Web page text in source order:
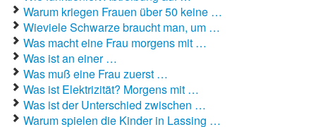
Anwaltswitze
Arbeitswitze
Arztwitze
Autoaufkleber Sprüche
Suche
Warum kriegen Frauen über 50 keine …
Wieviele Schwarze braucht man, um …
Was macht eine Frau morgens mit …
Was ist an einer …
Was muß eine Frau zuerst …
Was ist Elektrizität? Morgens mit …
Was ist der Unterschied zwischen …
Warum spielen die Kinder in Lassing …